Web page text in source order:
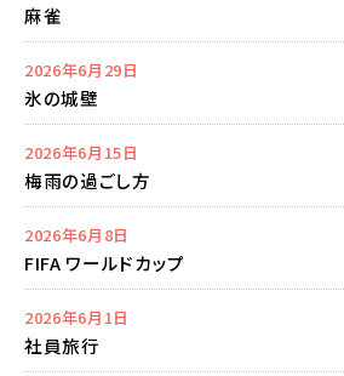
麻雀
2026年6月29日
氷の城壁
2026年6月15日
梅雨の過ごし方
2026年6月8日
FIFA ワールドカップ
2026年6月1日
社員旅行